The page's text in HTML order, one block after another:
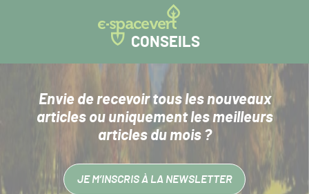
CONSEILS
Envie de recevoir tous les nouveaux
articlesou uniquement les meilleurs
articles du mois ?
JE M’INSCRIS À LA NEWSLETTER